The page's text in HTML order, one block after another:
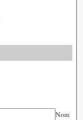
Nom